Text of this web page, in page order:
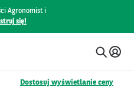
Agronomist i
się!
Dostosuj wyświetlanie ceny